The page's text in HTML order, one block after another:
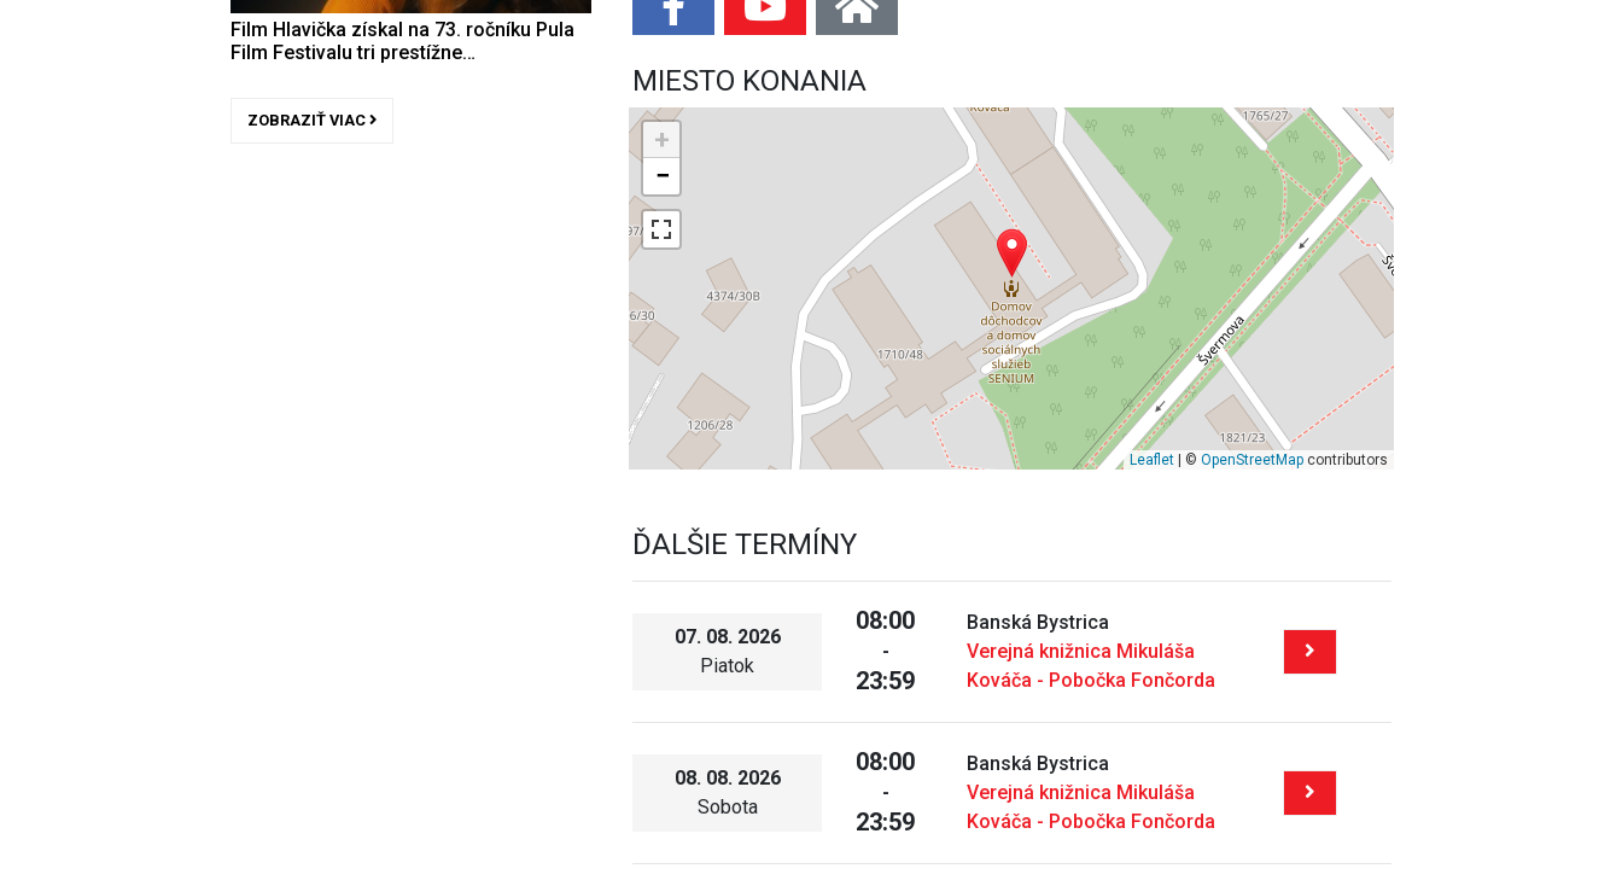
Film Hlavička získal na 73. ročníku Pula
Film Festivalu tri prestížne…
ZOBRAZIŤ VIAC
MIESTO KONANIA
+
−
Leaflet| © OpenStreetMapcontributors
ĎALŠIE TERMÍNY
07. 08. 2026
Piatok
08:00
-
23:59
Banská Bystrica
Verejná knižnica Mikuláša
Kováča - Pobočka Fončorda
08. 08. 2026
Sobota
08:00
-
23:59
Banská Bystrica
Verejná knižnica Mikuláša
Kováča - Pobočka Fončorda